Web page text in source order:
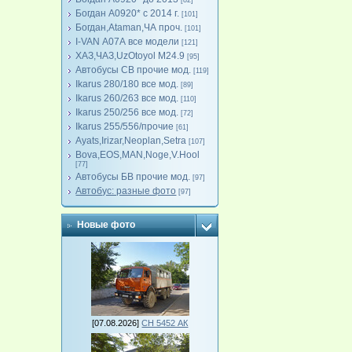
Богдан А0920* с 2014 г. [101]
Богдан,Ataman,ЧА проч. [101]
I-VAN А07А все модели [121]
ХАЗ,ЧАЗ,UzOtoyol M24.9 [95]
Автобусы СВ прочие мод. [119]
Ikarus 280/180 все мод. [89]
Ikarus 260/263 все мод. [110]
Ikarus 250/256 все мод. [72]
Ikarus 255/556/прочие [61]
Ayats,Irizar,Neoplan,Setra [107]
Bova,EOS,MAN,Noge,V.Hool
[77]
Автобусы БВ прочие мод. [97]
Автобус: разные фото [97]
Новые фото
[07.08.2026]СН 5452 АК